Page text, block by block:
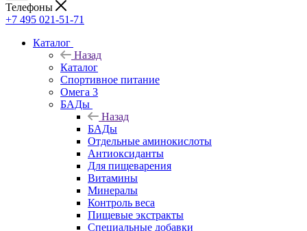
Телефоны
+7 495 021-51-71
Каталог
Назад
Каталог
Спортивное питание
Омега 3
БАДы
Назад
БАДы
Отдельные аминокислоты
Антиоксиданты
Для пищеварения
Витамины
Минералы
Контроль веса
Пищевые экстракты
Специальные добавки